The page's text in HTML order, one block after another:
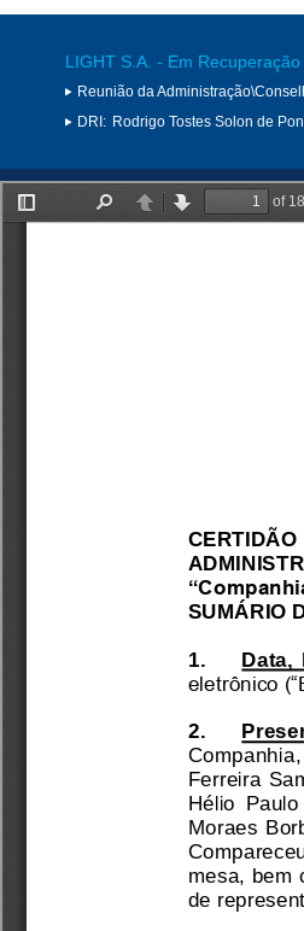
LIGHT S.A. - Em Recuperação
Reunião da
DRI: Rodrigo Tostes Solon de